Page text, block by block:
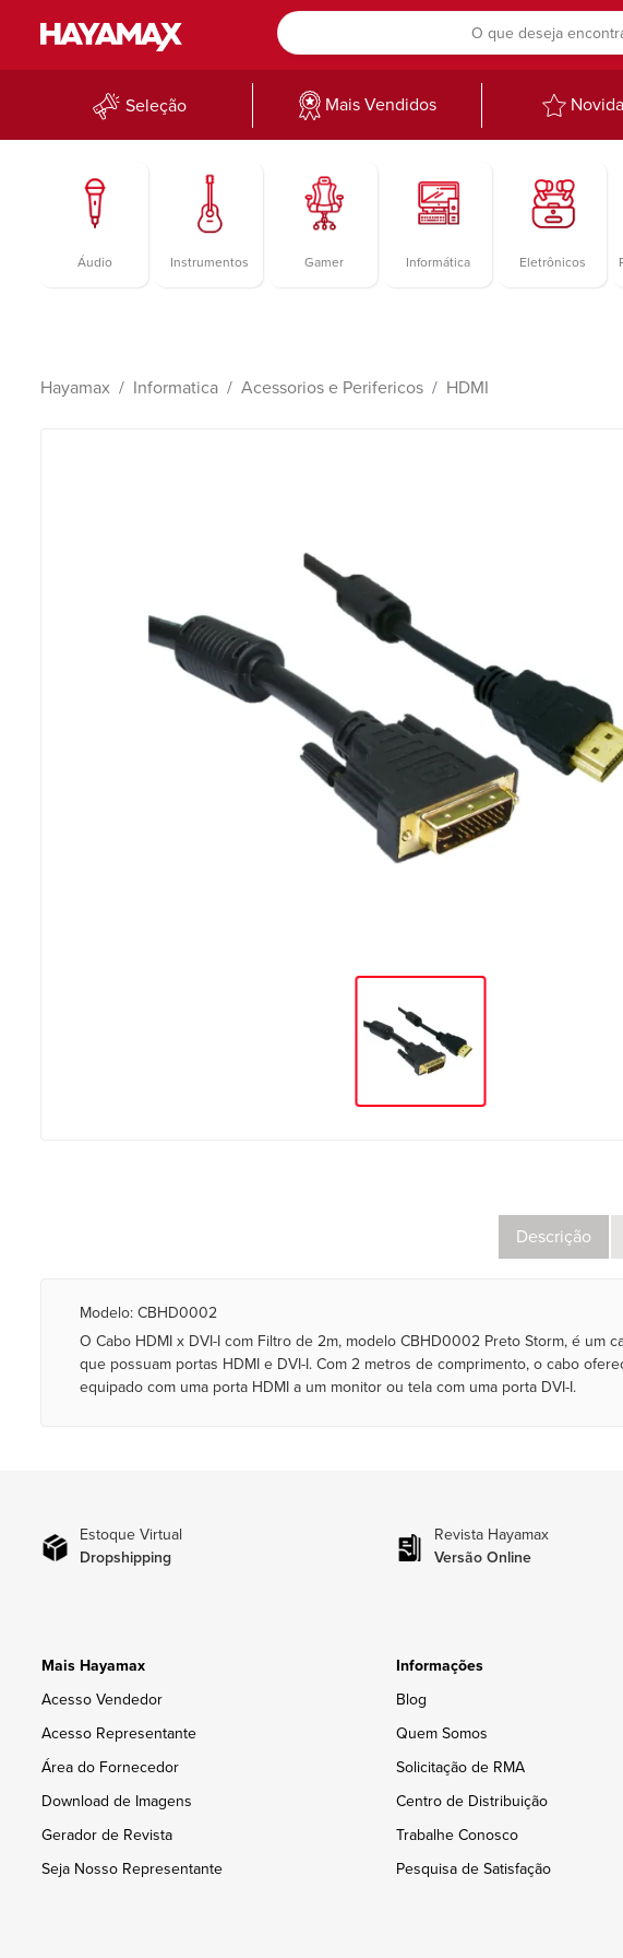
Seleção Mais Vendidos
Áudio Instrumentos Gamer Informática Eletrônicos
Hayamax Informatica Acessorios e Perifericos HDMI
Descrição
Modelo: CBHD0002
O Cabo HDMI x DVI-I com Filtro de 2m, modelo CBHD0002 Preto Storm, é
que possuam portas HDMI e DVI-I. Com 2 metros de comprimento, o cabo
equipado com uma porta HDMI a um monitor ou tela com uma porta DVI-I.
Estoque Virtual
Dropshipping
Revista Hayamax
Versão Online
Mais Hayamax
Acesso Vendedor
Acesso Representante
Área do Fornecedor
Download de Imagens
Gerador de Revista
Seja Nosso Representante
Informações
Blog
Quem Somos
Solicitação de RMA
Centro de Distribuição
Trabalhe Conosco
Pesquisa de Satisfação